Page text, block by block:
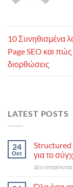
10 Συνηθισμένα
Page SEO και
διορθώσεις
LATEST POSTS
24
Οκτ
Structured
για το
Δεν